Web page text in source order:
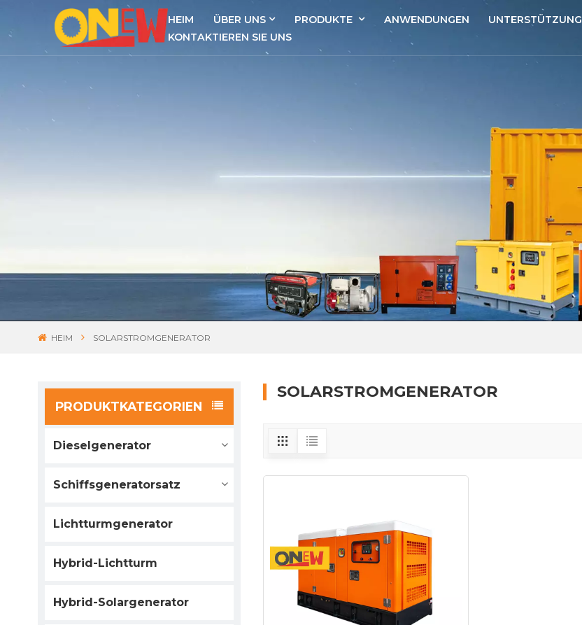
HEIM ÜBER UNS PRODUKTE ANWENDUNGEN
UNTERSTÜTZUNG
KONTAKTIEREN SIE UNS
HEIM SOLARSTROMGENERATOR
PRODUKTKATEGORIEN
Dieselgenerator
Schiffsgeneratorsatz
Lichtturmgenerator
Hybrid-Lichtturm
Hybrid-Solargenerator
SOLARSTROMGENERATOR